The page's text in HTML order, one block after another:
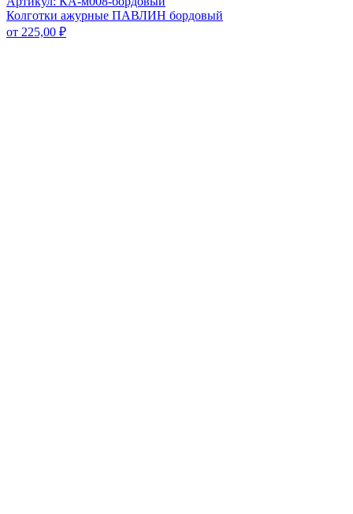
Колготки ажурные ПАВЛИН бордовый
от 225,00 ₽